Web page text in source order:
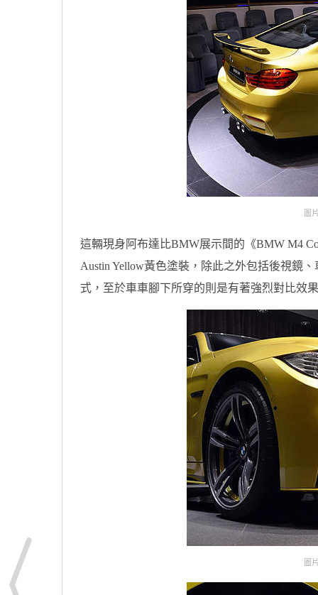
圖
這輛現身阿布達比BMW展示間的《BMW M4
Austin Yellow黃色塗裝，除此之外包括後視鏡
式，至於車車腳下所穿的則是有著強烈對比效
圖